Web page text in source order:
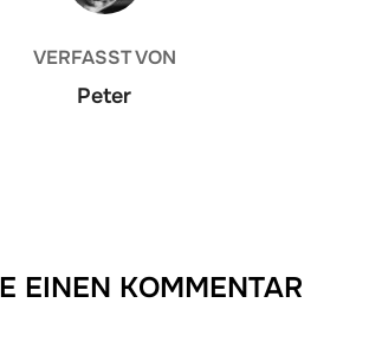
VERFASST VON
Peter
EINEN KOMMENTAR